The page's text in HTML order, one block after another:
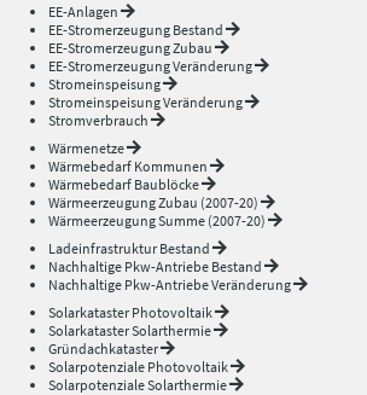
EE-Anlagen
EE-Stromerzeugung Bestand
EE-Stromerzeugung Zubau
EE-Stromerzeugung Veränderung
Stromeinspeisung
Stromeinspeisung Veränderung
Stromverbrauch
Wärmenetze
Wärmebedarf Kommunen
Wärmebedarf Baublöcke
Wärmeerzeugung Zubau (2007-20)
Wärmeerzeugung Summe (2007-20)
Ladeinfrastruktur Bestand
Nachhaltige Pkw-Antriebe Bestand
Nachhaltige Pkw-Antriebe Veränderung
Solarkataster Photovoltaik
Solarkataster Solarthermie
Gründachkataster
Solarpotenziale Photovoltaik
Solarpotenziale Solarthermie